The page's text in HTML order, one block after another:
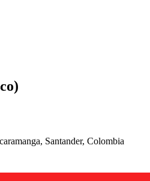
co)
Santander, Colombia